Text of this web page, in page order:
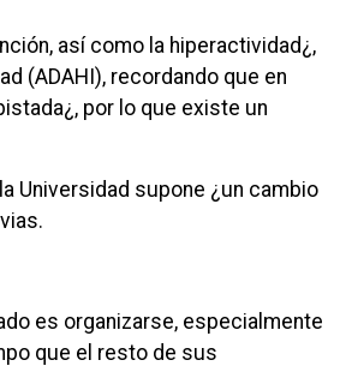
así como la hiperactividad¿,
(ADAHI), recordando que en
por lo que existe un
Universidad supone ¿un cambio
es organizarse, especialmente
que el resto de sus